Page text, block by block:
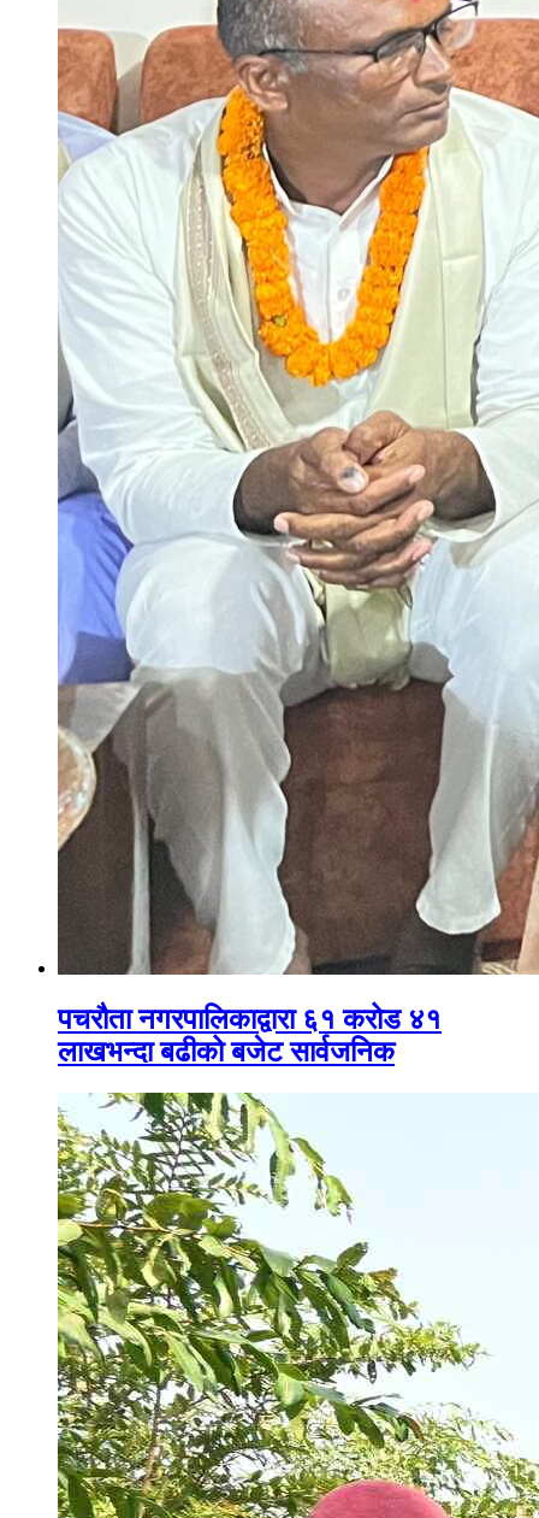
पचरौता नगरपालिकाद्वारा ६१ करोड ४१
लाखभन्दा बढीको बजेट सार्वजनिक